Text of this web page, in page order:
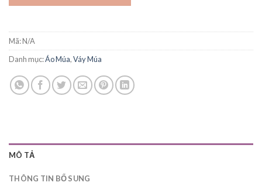
Mã:N/A
Danh mục:Áo Múa,Váy Múa
MÔ TẢ
THÔNG TIN BỔ SUNG